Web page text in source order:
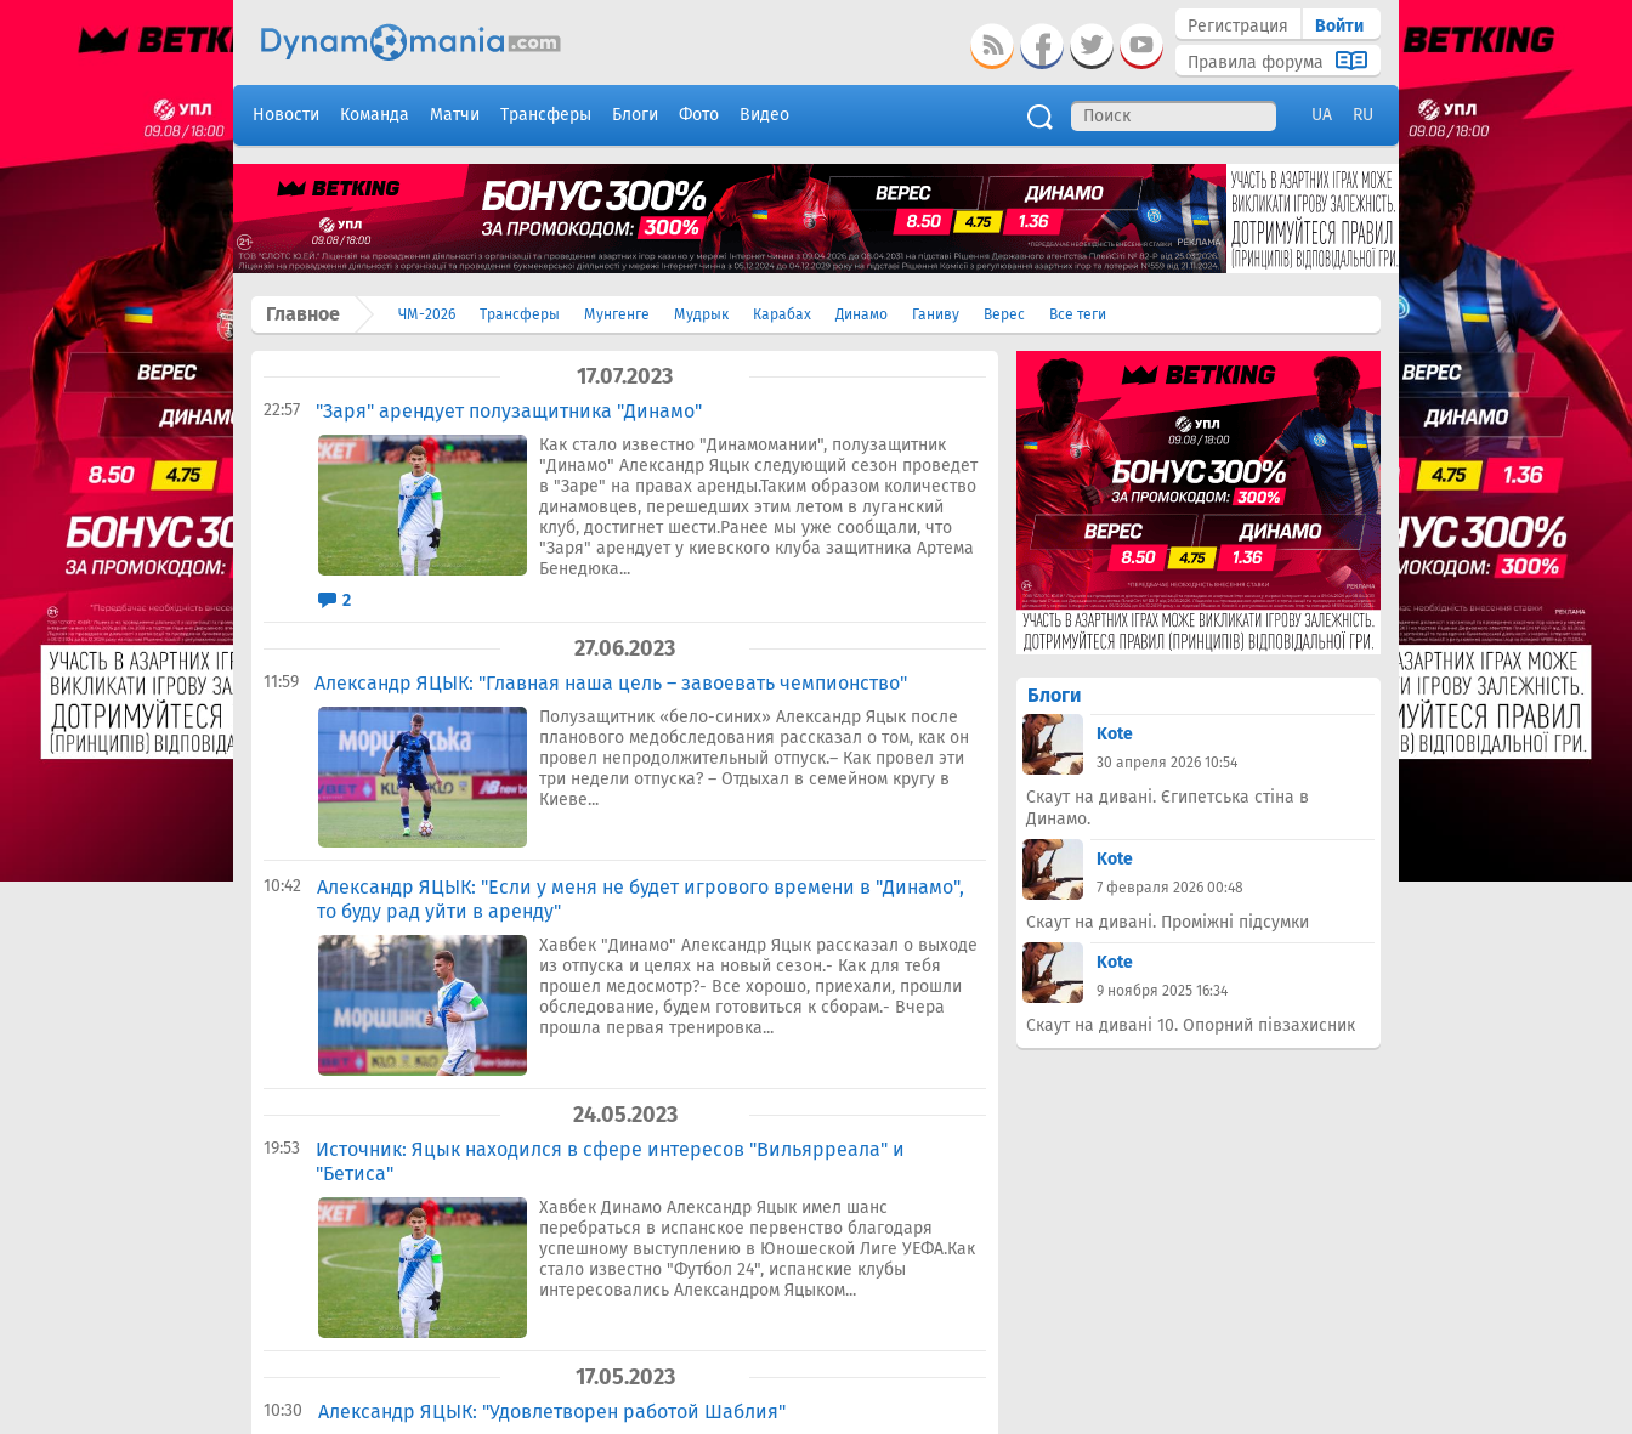
Регистрация
Войти
Правила форума
Новости Команда Матчи Трансферы Блоги Фото Видео UA RU
Главное ЧМ-2026 Трансферы Мунгенге Мудрык Карабах Динамо Ганиву Верес Все теги
17.07.2023
22:57 "Заря" арендует полузащитника "Динамо"
Как стало известно "Динамомании", полузащитник
"Динамо" Александр Яцык следующий сезон проведет
в "Заре" на правах аренды.Таким образом количество
динамовцев, перешедших этим летом в луганский
клуб, достигнет шести.Ранее мы уже сообщали, что
"Заря" арендует у киевского клуба защитника Артема
Бенедюка...
2
27.06.2023
11:59 Александр ЯЦЫК: "Главная наша цель – завоевать чемпионство"
Полузащитник «бело-синих» Александр Яцык после
планового медобследования рассказал о том, как он
провел непродолжительный отпуск.– Как провел эти
три недели отпуска? – Отдыхал в семейном кругу в
Киеве...
10:42
Александр ЯЦЫК: "Если у меня не будет игрового времени в "Динамо",
то буду рад уйти в аренду"
Хавбек "Динамо" Александр Яцык рассказал о выходе
из отпуска и целях на новый сезон.- Как для тебя
прошел медосмотр?- Все хорошо, приехали, прошли
обследование, будем готовиться к сборам.- Вчера
прошла первая тренировка...
24.05.2023
19:53
Источник: Яцык находился в сфере интересов "Вильярреала" и
"Бетиса"
Хавбек Динамо Александр Яцык имел шанс
перебраться в испанское первенство благодаря
успешному выступлению в Юношеской Лиге УЕФА.Как
стало известно "Футбол 24", испанские клубы
интересовались Александром Яцыком...
17.05.2023
10:30 Александр ЯЦЫК: "Удовлетворен работой Шаблия"
Блоги
Kote
30 апреля 2026 10:54
Скаут на дивані. Єгипетська стіна в
Динамо.
Kote
7 февраля 2026 00:48
Скаут на дивані. Проміжні підсумки
Kote
9 ноября 2025 16:34
Скаут на дивані 10. Опорний півзахисник